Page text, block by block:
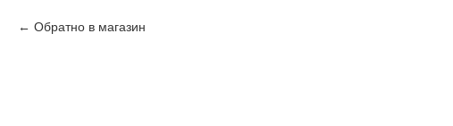
Обратно в магазин